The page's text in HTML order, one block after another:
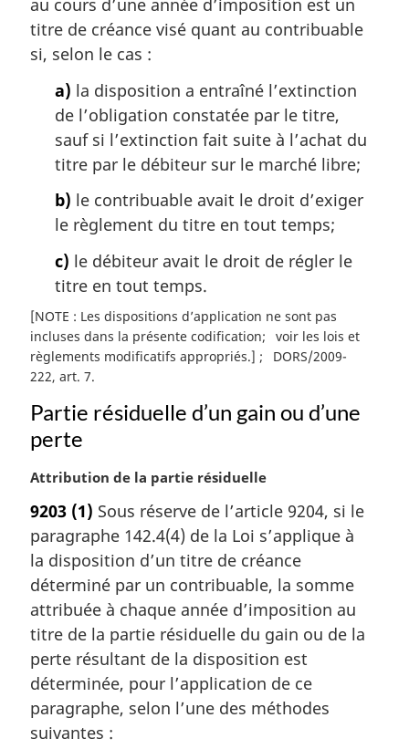
g
i
au cours d’une année d’imposition est un
titre de créance visé quant au contribuable
si, selon le cas :
a) la disposition a entraîné l’extinction
de l’obligation constatée par le titre,
sauf si l’extinction fait suite à l’achat du
titre par le débiteur sur le marché libre;
b) le contribuable avait le droit d’exiger
le règlement du titre en tout temps;
c) le débiteur avait le droit de régler le
titre en tout temps.
[NOTE : Les dispositions d’application ne sont pas
incluses dans la présente codification
voir les lois et
règlements modificatifs appropriés.]
DORS/2009-
222, art. 7
Partie résiduelle d’un gain ou d’une
perte
N
t
e
m
a
g
i
n
a
e
:
Attribution de la partie résiduelle
9203 (1) Sous réserve de l’article 9204, si le
paragraphe 142.4(4) de la Loi s’applique à
la disposition d’un titre de créance
déterminé par un contribuable, la somme
attribuée à chaque année d’imposition au
titre de la partie résiduelle du gain ou de la
perte résultant de la disposition est
déterminée, pour l’application de ce
paragraphe, selon l’une des méthodes
suivantes :